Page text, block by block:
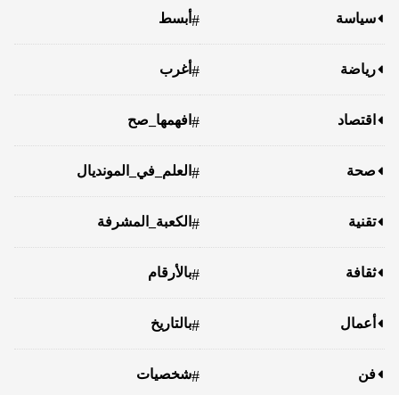
سياسة
رياضة
اقتصاد
صحة
تقنية
ثقافة
أعمال
فن
# أبسط
#أغرب
# افهمها_صح
# العلم_في_المونديال
# الكعبة_المشرفة
#بالأرقام
#بالتاريخ
#شخصيات